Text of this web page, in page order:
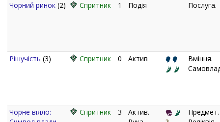
Чорний ринок (2) Спритник 1 Подія Послуга.
Рішучість (3) Спритник 0 Актив
Вміння.
Чорне віяло:
Спритник 3
Актив.
Предмет.